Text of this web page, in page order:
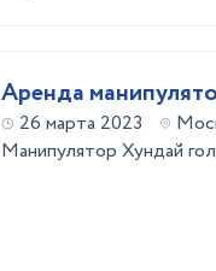
Аренда
26 марта 2023
Манипулятор Хундай